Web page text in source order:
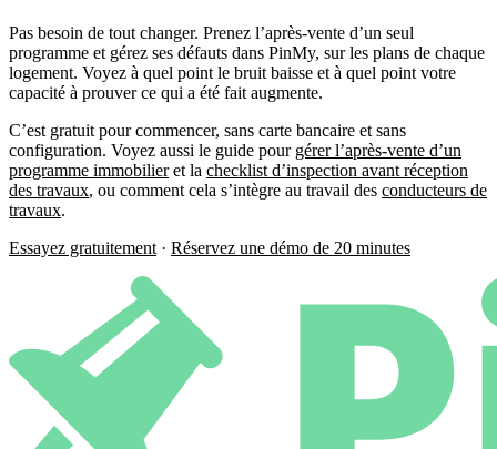
Pas besoin de tout changer. Prenez l’après-vente d’un seul
programme et gérez ses défauts dans PinMy, sur les plans de chaque
logement. Voyez à quel point le bruit baisse et à quel point votre
capacité à prouver ce qui a été fait augmente.
C’est gratuit pour commencer, sans carte bancaire et sans
configuration. Voyez aussi le guide pour gérer l’après-vente d’un
programme immobilieret la checklist d’inspection avant réception
des travaux, ou comment cela s’intègre au travail des conducteurs de
travaux.
Essayez gratuitement · Réservez une démo de 20 minutes